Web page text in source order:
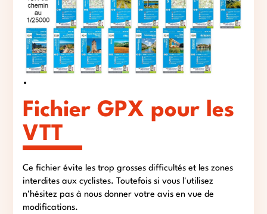
Fichier GPX pour les
VTT
Ce fichier évite les trop grosses difficultés et les zones
interdites aux cyclistes. Toutefois si vous l'utilisez
n'hésitez pas à nous donner votre avis en vue de
modifications.